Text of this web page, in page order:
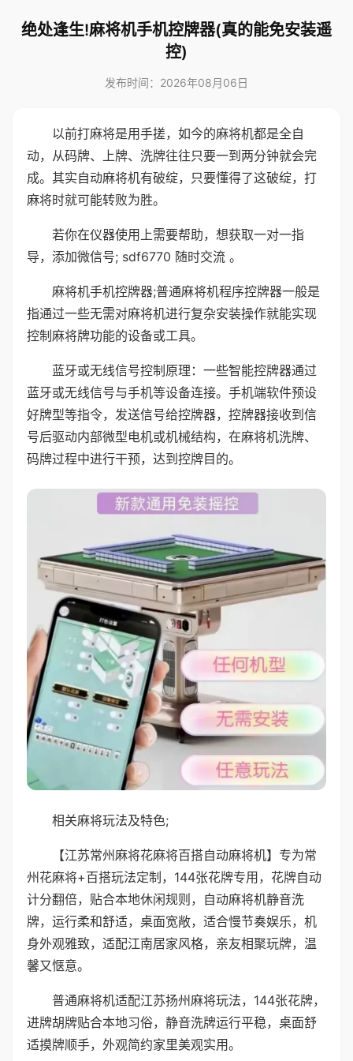
绝处逢生!麻将机手机控牌器(真的能免安装遥
控)
发布时间：2026年08月06日
以前打麻将是用手搓，如今的麻将机都是全自
动，从码牌、上牌、洗牌往往只要一到两分钟就会完
成。其实自动麻将机有破绽，只要懂得了这破绽，打
麻将时就可能转败为胜。
若你在仪器使用上需要帮助，想获取一对一指
导，添加微信号; sdf6770 随时交流 。
麻将机手机控牌器;普通麻将机程序控牌器一般是
指通过一些无需对麻将机进行复杂安装操作就能实现
控制麻将牌功能的设备或工具。
蓝牙或无线信号控制原理：一些智能控牌器通过
蓝牙或无线信号与手机等设备连接。手机端软件预设
好牌型等指令，发送信号给控牌器，控牌器接收到信
号后驱动内部微型电机或机械结构，在麻将机洗牌、
码牌过程中进行干预，达到控牌目的。
相关麻将玩法及特色;
【江苏常州麻将花麻将百搭自动麻将机】专为常
州花麻将+百搭玩法定制，144张花牌专用，花牌自动
计分翻倍，贴合本地休闲规则，自动麻将机静音洗
牌，运行柔和舒适，桌面宽敞，适合慢节奏娱乐，机
身外观雅致，适配江南居家风格，亲友相聚玩牌，温
馨又惬意。
普通麻将机适配江苏扬州麻将玩法，144张花牌，
进牌胡牌贴合本地习俗，静音洗牌运行平稳，桌面舒
适摸牌顺手，外观简约家里美观实用。